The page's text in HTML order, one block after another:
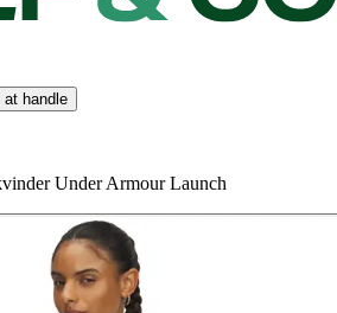
handle
Under Armour Launch